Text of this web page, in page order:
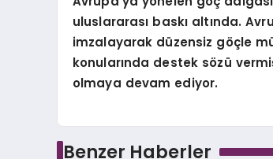
uluslararası baskı altında.
imzalayarak düzensiz göçle
konularında destek sözü
olmaya devam ediyor.
Benzer Haberler